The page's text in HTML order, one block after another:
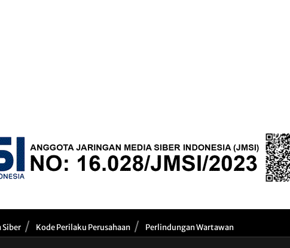
Siber Kode Perilaku Perusahaan Perlindungan Wartawan